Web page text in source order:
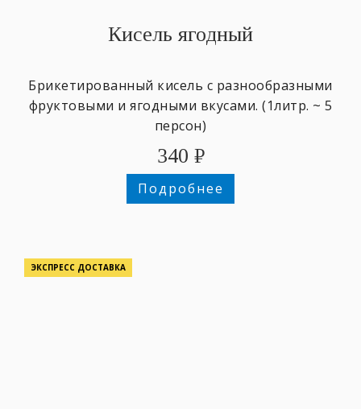
Кисель ягодный
Брикетированный кисель с разнообразными
фруктовыми и ягодными вкусами. (1литр. ~ 5
персон)
340 ₽
Подробнее
ЭКСПРЕСС ДОСТАВКА